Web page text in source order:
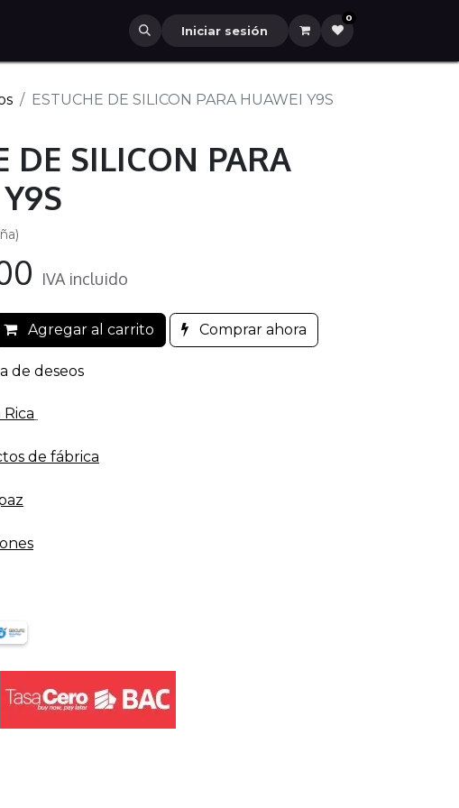
Iniciar sesión
0
ESTUCHE DE SILICON PARA HUAWEI Y9S
DE SILICON PARA
IVA incluido
Agregar al carrito Comprar ahora
de deseos
de fábrica